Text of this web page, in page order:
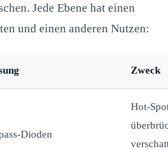
Jede Ebene hat einen
und einen anderen Nutzen:
Zweck
Dioden
Hot-